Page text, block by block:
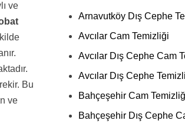
ve
Bu
ve
Arnavutköy Dış Cephe
Avcılar Cam Temizliği
Avcılar Dış Cephe Cam
Avcılar Dış Cephe
Bahçeşehir Cam
Bahçeşehir Dış Cephe